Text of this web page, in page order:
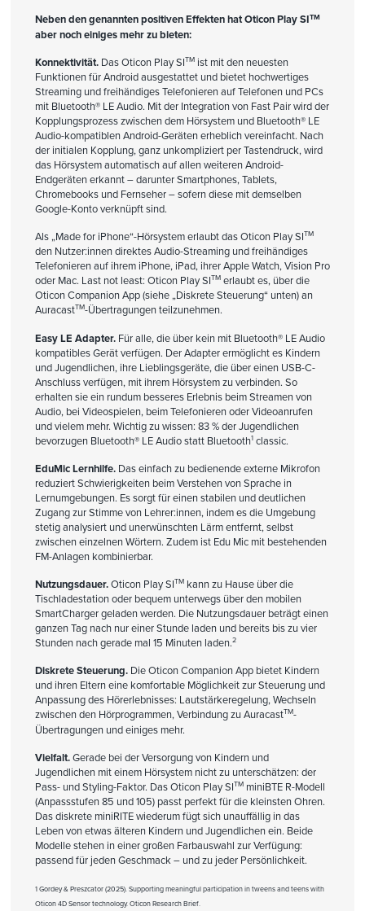
Neben den genannten positiven Effekten hat Oticon Play SITM
aber noch einiges mehr zu bieten:
Konnektivität.Das Oticon Play SITMist mit den neuesten
Funktionen für Android ausgestattet und bietet hochwertiges
Streaming und freihändiges Telefonieren auf Telefonen und PCs
mit Bluetooth® LE Audio. Mit der Integration von Fast Pair wird der
Kopplungsprozess zwischen dem Hörsystem und Bluetooth® LE
Audio-kompatiblen Android-Geräten erheblich vereinfacht. Nach
der initialen Kopplung, ganz unkompliziert per Tastendruck, wird
das Hörsystem automatisch auf allen weiteren Android-
Endgeräten erkannt – darunter Smartphones, Tablets,
Chromebooks und Fernseher – sofern diese mit demselben
Google-Konto verknüpft sind.
Als „Made for iPhone“-Hörsystem erlaubt das Oticon Play SITM
den Nutzer:innen direktes Audio-Streaming und freihändiges
Telefonieren auf ihrem iPhone, iPad, ihrer Apple Watch, Vision Pro
oder Mac. Last not least: Oticon Play SITMerlaubt es, über die
Oticon Companion App (siehe „Diskrete Steuerung“ unten) an
AuracastTM-Übertragungen teilzunehmen.
Easy LE Adapter.Für alle, die über kein mit Bluetooth® LE Audio
kompatibles Gerät verfügen. Der Adapter ermöglicht es Kindern
und Jugendlichen, ihre Lieblingsgeräte, die über einen USB-C-
Anschluss verfügen, mit ihrem Hörsystem zu verbinden. So
erhaltensie ein rundum besseres Erlebnis beim Streamen von
Audio, bei Videospielen, beim Telefonieren oder Videoanrufen
und vielem mehr. Wichtig zu wissen: 83 %der Jugendlichen
bevorzugen Bluetooth® LE Audiostatt Bluetooth1classic.
EduMic Lernhilfe. Das einfach zu bedienende externe Mikrofon
reduziert Schwierigkeiten beim Verstehen von Sprache in
Lernumgebungen. Es sorgt für einen stabilen und deutlichen
Zugang zur Stimme von Lehrer:innen, indem es die Umgebung
stetig analysiert und unerwünschten Lärm entfernt, selbst
zwischen einzelnen Wörtern. Zudem ist Edu Mic mit bestehenden
FM-Anlagen kombinierbar.
Nutzungsdauer.Oticon Play SITMkann zu Hause über die
Tischladestation oder bequem unterwegs über den mobilen
SmartCharger geladen werden. Die Nutzungsdauer beträgt einen
ganzen Tag nach nur einer Stunde laden und bereits bis zu vier
Stunden nach gerade mal 15 Minuten laden.2
Diskrete Steuerung. Die Oticon Companion App bietet Kindern
und ihren Eltern eine komfortable Möglichkeit zur Steuerung und
Anpassung des Hörerlebnisses: Lautstärkeregelung, Wechseln
zwischen den Hörprogrammen, Verbindung zu AuracastTM-
Übertragungen und einiges mehr.
Vielfalt.Gerade bei der Versorgung von Kindern und
Jugendlichen mit einem Hörsystem nicht zu unterschätzen: der
Pass- und Styling-Faktor. Das Oticon Play SITMminiBTE R-Modell
(Anpassstufen 85 und 105) passt perfekt für die kleinsten Ohren.
Das diskrete miniRITE wiederum fügt sich unauffällig in das
Leben von etwas älteren Kindern und Jugendlichen ein. Beide
Modelle stehen in einer großen Farbauswahl zur Verfügung:
passend für jeden Geschmack – und zu jeder Persönlichkeit.
1 Gordey & Preszcator (2025). Supporting meaningful participation in tweens and teens with
Oticon 4D Sensor technology. Oticon Research Brief.